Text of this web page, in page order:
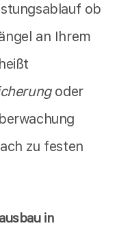
ob
an Ihrem
oder
zu festen
in